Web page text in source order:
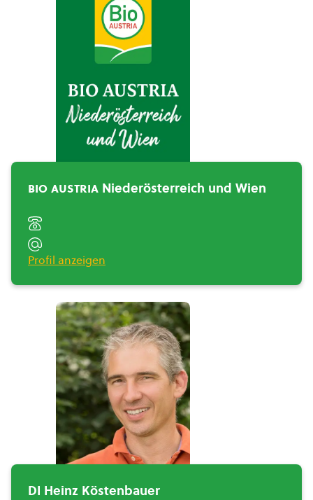
BIO AUSTRIA
Niederösterreich und
bio austria Niederösterreich und Wien
Profil anzeigen
DI Heinz Köstenbauer